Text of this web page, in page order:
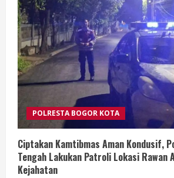
POLRESTA BOGOR KOTA
Ciptakan Kamtibmas Aman Kondusif,
Tengah Lakukan Patroli Lokasi Rawan
Kejahatan